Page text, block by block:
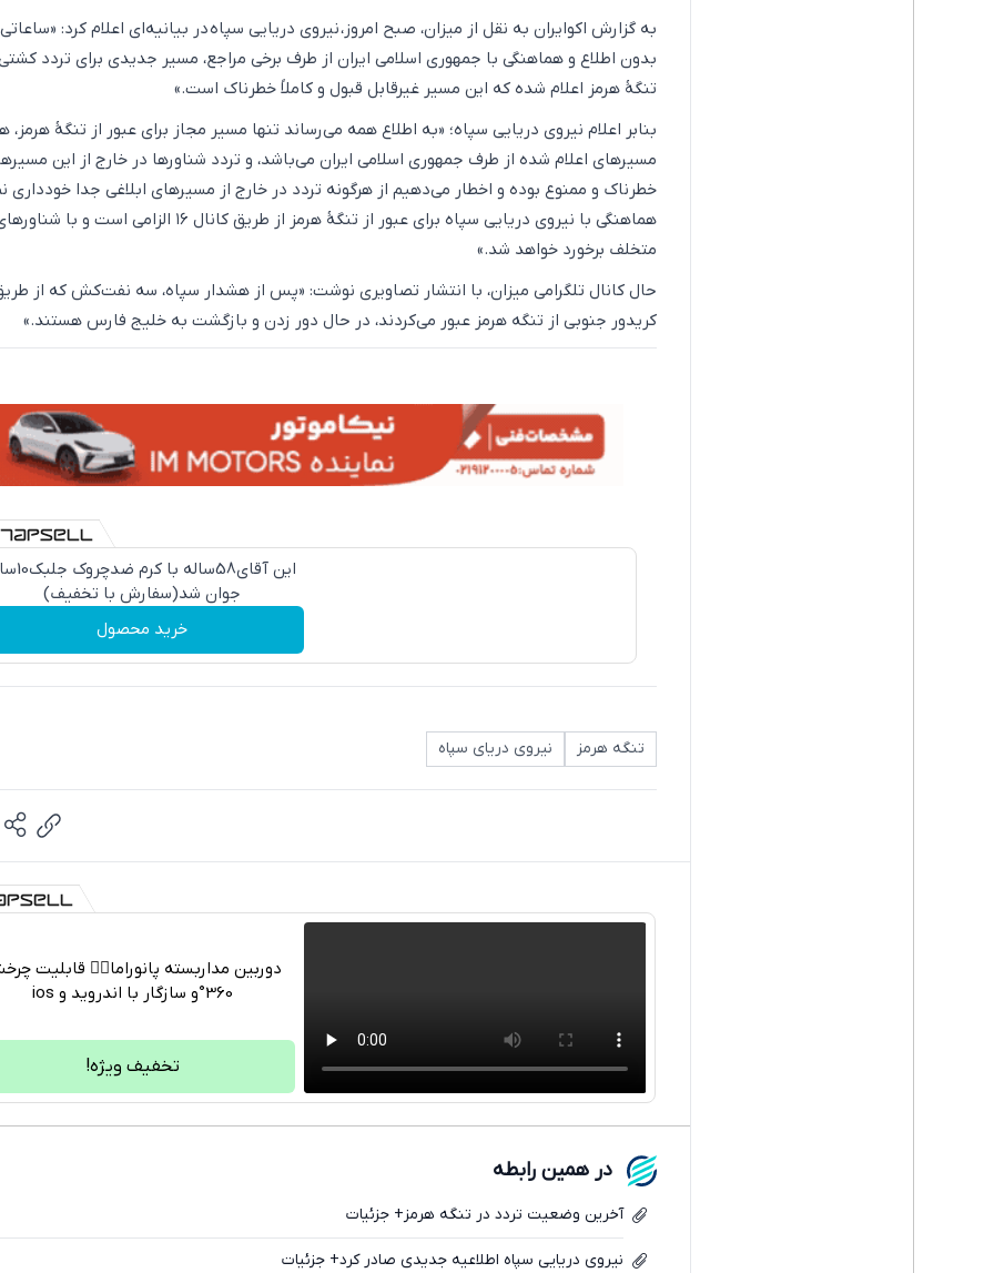
به گزارش اکوایران به نقل از میزان، صبح امروز، نیروی دریایی سپاه در بیانیه‌ای اعلام کرد:
بدون اطلاع و هماهنگی با جمهوری اسلامی ایران از طرف برخی مراجع، مسیر جدیدی برای تردد
تنگۀ هرمز اعلام شده که این مسیر غیرقابل قبول و کاملاً خطرناک است.»
بنابر اعلام نیروی دریایی سپاه؛ «به اطلاع همه می‌رساند تنها مسیر مجاز برای عبور از تنگۀ هرمز،
مسیرهای اعلام شده از طرف جمهوری اسلامی ایران می‌باشد، و تردد شناورها در خارج از این
خطرناک و ممنوع بوده و اخطار می‌دهیم از هرگونه تردد در خارج از مسیرهای ابلاغی جدا خودداری
هماهنگی با نیروی دریایی سپاه برای عبور از تنگۀ هرمز از طریق کانال ۱۶ الزامی است و با
متخلف برخورد خواهد شد.»
حال کانال تلگرامی میزان، با انتشار تصاویری نوشت: «پس از هشدار سپاه، سه نفت‌کش که از
کریدور جنوبی از تنگه هرمز عبور می‌کردند، در حال دور زدن و بازگشت به خلیج فارس هستند.»
این آقای58ساله
جوان شد(سفارش با تخفیف)
خرید محصول
تنگه هرمز نیروی دریای سپاه
تلگرام
فیسبوک
دوربین مداربسته پانوراما👈🏻 قابلیت
360°و سازگار با اندروید و ios
تخفیف ویژه!
در همین رابطه
آخرین وضعیت تردد در تنگه هرمز+ جزئیات
نیروی دریایی سپاه اطلاعیه جدیدی صادر کرد+ جزئیات